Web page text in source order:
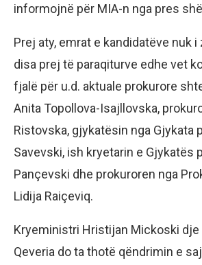
informojnë për MIA-n nga pres
Prej aty, emrat e kandidatëve nuk i
disa prej të paraqiturve edhe vet
fjalë për u.d. aktuale prokurore
Anita Topollova-Isajllovska,
Ristovska, gjykatësin nga Gjykata
Savevski, ish kryetarin e Gjykatës
Pançevski dhe prokuroren nga
Lidija Raiçeviq.
Kryeministri Hristijan Mickoski dje
Qeveria do ta thotë qëndrimin e